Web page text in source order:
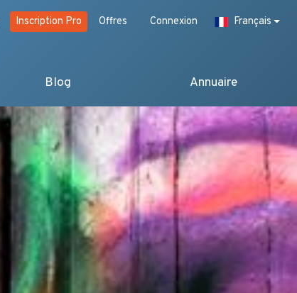
Inscription Pro Offres Connexion Français
Blog Annuaire